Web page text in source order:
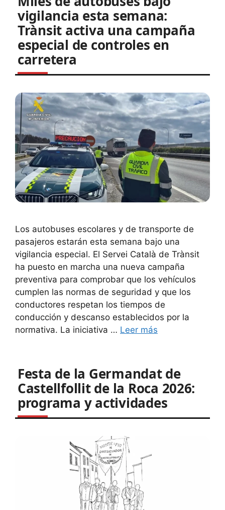
vigilancia esta semana:
Trànsit activa una campaña
especial de controles en
carretera
Los autobuses escolares y de transporte de
pasajeros estarán esta semana bajo una
vigilancia especial. El Servei Català de Trànsit
ha puesto en marcha una nueva campaña
preventiva para comprobar que los vehículos
cumplen las normas de seguridad y que los
conductores respetan los tiempos de
conducción y descanso establecidos por la
normativa. La iniciativa … Leer más
Festa de la Germandat de
Castellfollit de la Roca 2026:
programa y actividades